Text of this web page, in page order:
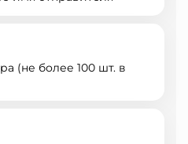
(не более 100 шт. в